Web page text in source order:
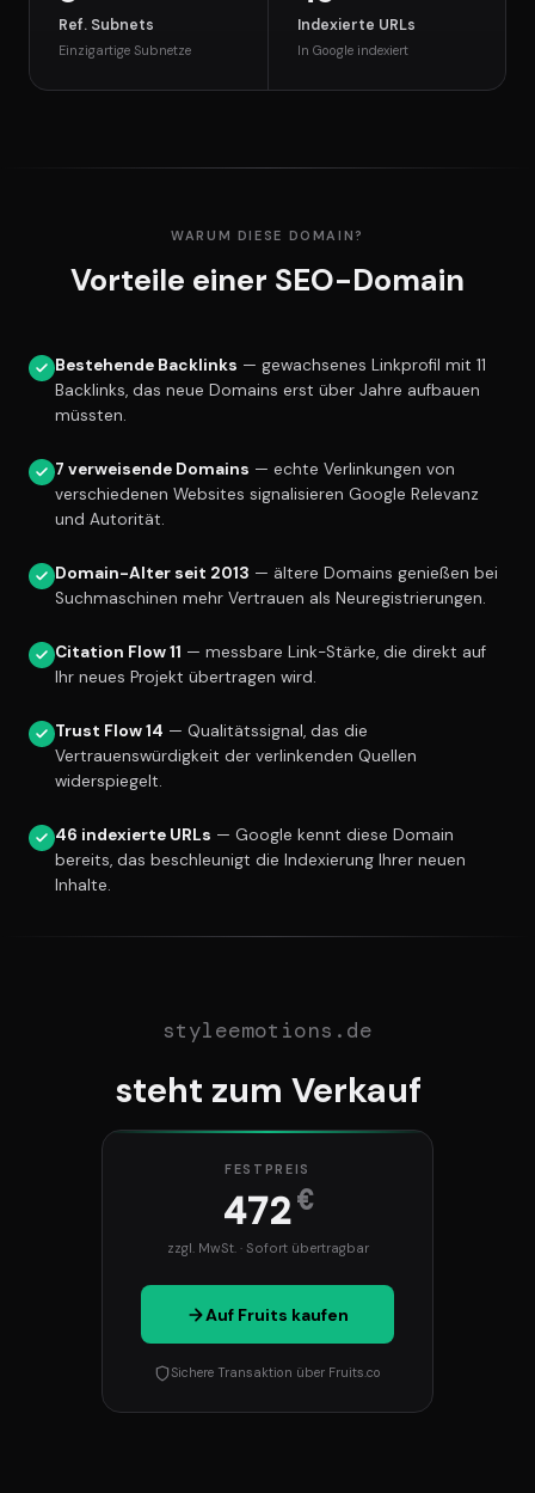
Ref. Subnets
Einzigartige Subnetze
Indexierte URLs
In Google indexiert
WARUM DIESE DOMAIN?
Vorteile einer SEO-Domain
Bestehende Backlinks — gewachsenes Linkprofil mit 11
Backlinks, das neue Domains erst über Jahre aufbauen
müssten.
7 verweisende Domains — echte Verlinkungen von
verschiedenen Websites signalisieren Google Relevanz
und Autorität.
Domain-Alter seit 2013 — ältere Domains genießen bei
Suchmaschinen mehr Vertrauen als Neuregistrierungen.
Citation Flow 11 — messbare Link-Stärke, die direkt auf
Ihr neues Projekt übertragen wird.
Trust Flow 14 — Qualitätssignal, das die
Vertrauenswürdigkeit der verlinkenden Quellen
widerspiegelt.
46 indexierte URLs — Google kennt diese Domain
bereits, das beschleunigt die Indexierung Ihrer neuen
Inhalte.
styleemotions.de
steht zum Verkauf
FESTPREIS
472€
zzgl. MwSt. · Sofort übertragbar
Auf Fruits kaufen
Sichere Transaktion über Fruits.co